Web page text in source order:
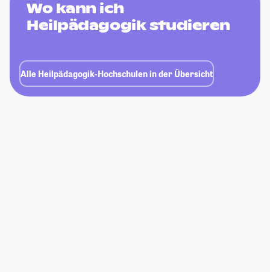
Wo kann ich
Heilpädagogik studieren
Alle Heilpädagogik-Hochschulen in der Übersicht